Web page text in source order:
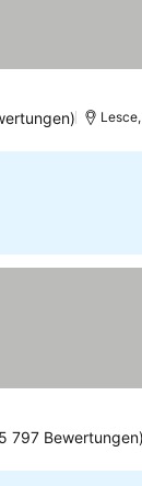
797 Bewertungen)